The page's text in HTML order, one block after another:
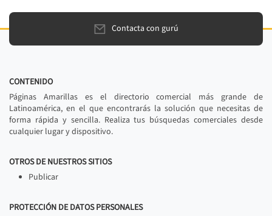
Contacta con gurú
CONTENIDO
Páginas Amarillas es el directorio comercial más grande de
Latinoamérica, en el que encontrarás la solución que necesitas de
forma rápida y sencilla. Realiza tus búsquedas comerciales desde
cualquier lugar y dispositivo.
OTROS DE NUESTROS SITIOS
Publicar
PROTECCIÓN DE DATOS PERSONALES